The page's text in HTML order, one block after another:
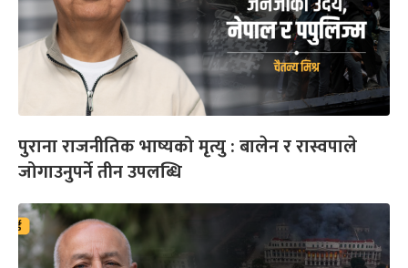
पुराना राजनीतिक भाष्यको मृत्यु : बालेन र रास्वपाले
जोगाउनुपर्ने तीन उपलब्धि